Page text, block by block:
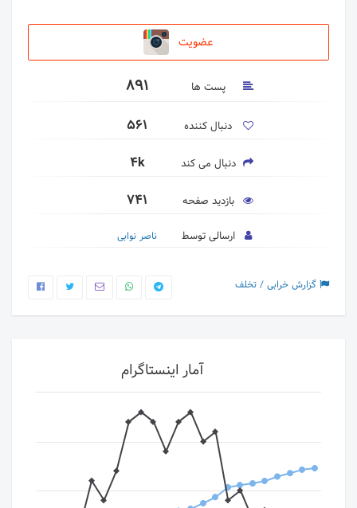
عضویت
پست ها 891
دنبال کننده 561
دنبال می کند 4k
بازدید صفحه 741
ارسالی توسط ناصر نوابی
گزارش خرابی / تخلف
آمار اینستاگرام